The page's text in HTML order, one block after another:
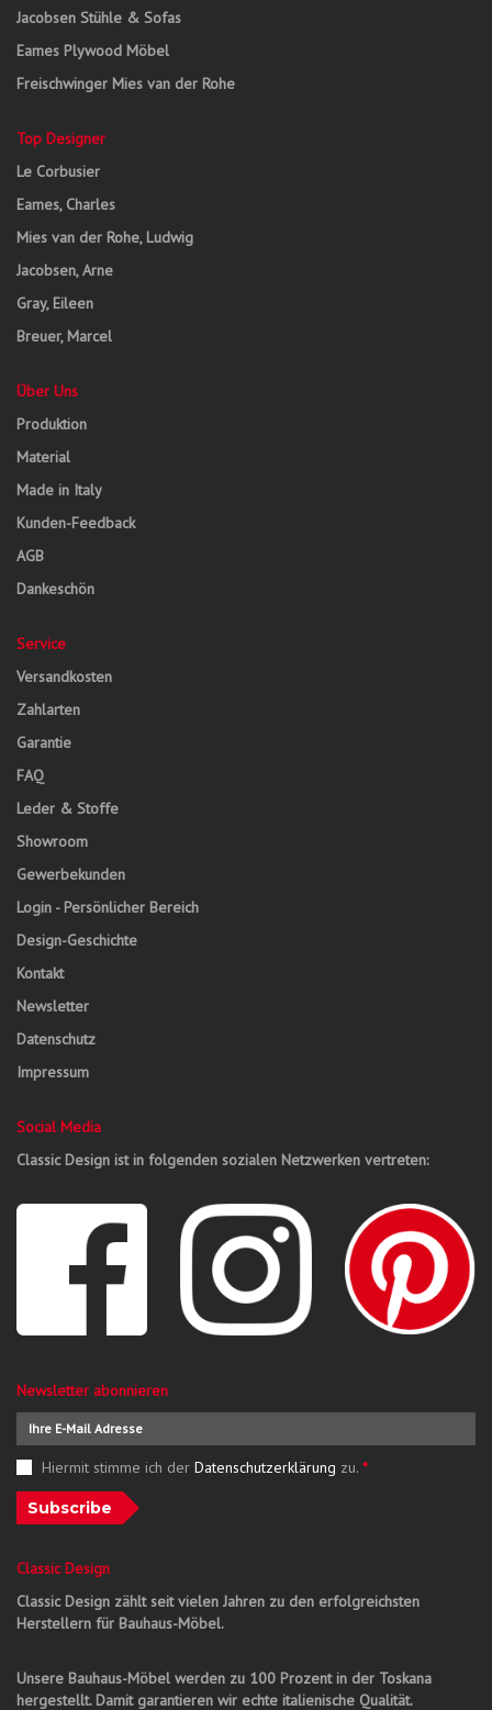
Jacobsen Stühle & Sofas
Eames Plywood Möbel
Freischwinger Mies van der Rohe
Top Designer
Le Corbusier
Eames, Charles
Mies van der Rohe, Ludwig
Jacobsen, Arne
Gray, Eileen
Breuer, Marcel
Über Uns
Produktion
Material
Made in Italy
Kunden-Feedback
AGB
Dankeschön
Service
Versandkosten
Zahlarten
Garantie
FAQ
Leder & Stoffe
Showroom
Gewerbekunden
Login - Persönlicher Bereich
Design-Geschichte
Kontakt
Newsletter
Datenschutz
Impressum
Social Media
Classic Design ist in folgenden sozialen Netzwerken vertreten:
Newsletter abonnieren
Hiermit stimme ich der Datenschutzerklärung zu. *
Subscribe
Classic Design
Classic Design zählt seit vielen Jahren zu den erfolgreichsten
Herstellern für Bauhaus-Möbel.
Unsere Bauhaus-Möbel werden zu 100 Prozent in der Toskana
hergestellt. Damit garantieren wir echte italienische Qualität.